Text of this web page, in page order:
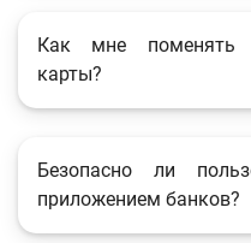
Как мне поменять
карты?
Безопасно ли
приложением банков?